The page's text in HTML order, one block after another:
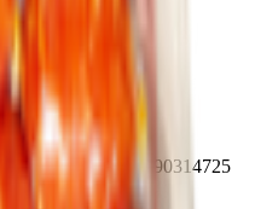
регистрации № 490314725
облисполкомом